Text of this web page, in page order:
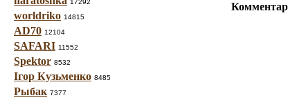
17292
worldriko 14815
AD70 12104
SAFARI 11552
Spektor 8532
Ігор Кузьменко 8485
Рыбак 7377